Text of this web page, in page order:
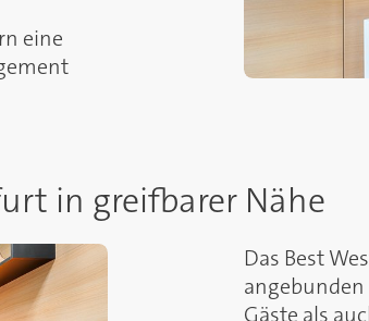
eine
in greifbarer Nähe
Das Best
Gäste als